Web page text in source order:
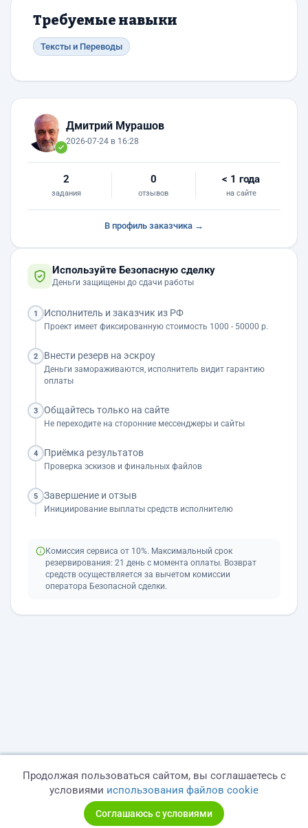
Требуемые навыки
Тексты и Переводы
Дмитрий Мурашов
2026-07-24 в 16:28
2
задания
0
отзывов
< 1 года
на сайте
В профиль заказчика →
Используйте Безопасную сделку
Деньги защищены до сдачи работы
1 Исполнитель и заказчик из РФ
Проект имеет фиксированную стоимость 1000 - 50000 р.
2 Внести резерв на эскроу
Деньги замораживаются, исполнитель видит гарантию
оплаты
3 Общайтесь только на сайте
Не переходите на сторонние мессенджеры и сайты
4 Приёмка результатов
Проверка эскизов и финальных файлов
5 Завершение и отзыв
Инициирование выплаты средств исполнителю
Комиссия сервиса от 10%. Максимальный срок
резервирования: 21 день с момента оплаты. Возврат
средств осуществляется за вычетом комиссии
оператора Безопасной сделки.
Продолжая пользоваться сайтом, вы соглашаетесь с
условиями использования файлов cookie
Соглашаюсь с условиями